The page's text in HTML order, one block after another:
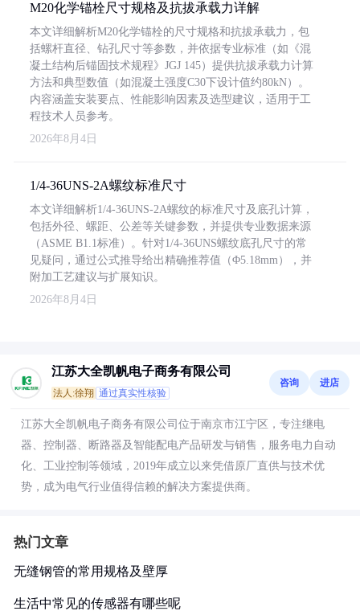
M20化学锚栓尺寸规格及抗拔承载力详解
本文详细解析M20化学锚栓的尺寸规格和抗拔承载力，包
括螺杆直径、钻孔尺寸等参数，并依据专业标准（如《混
凝土结构后锚固技术规程》JGJ 145）提供抗拔承载力计算
方法和典型数值（如混凝土强度C30下设计值约80kN）。
内容涵盖安装要点、性能影响因素及选型建议，适用于工
程技术人员参考。
2026年8月4日
1/4-36UNS-2A螺纹标准尺寸
本文详细解析1/4-36UNS-2A螺纹的标准尺寸及底孔计算，
包括外径、螺距、公差等关键参数，并提供专业数据来源
（ASME B1.1标准）。针对1/4-36UNS螺纹底孔尺寸的常
见疑问，通过公式推导给出精确推荐值（Φ5.18mm），并
附加工艺建议与扩展知识。
2026年8月4日
江苏大全凯帆电子商务有限公司
法人:徐翔 通过真实性核验
咨询 进店
江苏大全凯帆电子商务有限公司位于南京市江宁区，专注继电
器、控制器、断路器及智能配电产品研发与销售，服务电力自动
化、工业控制等领域，2019年成立以来凭借原厂直供与技术优
势，成为电气行业值得信赖的解决方案提供商。
热门文章
无缝钢管的常用规格及壁厚
生活中常见的传感器有哪些呢